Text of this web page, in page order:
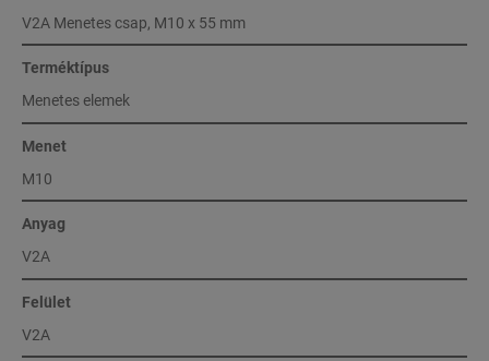
V2A Menetes csap, M10 x 55 mm
Terméktípus
Menetes elemek
Menet
M10
Anyag
V2A
Felület
V2A